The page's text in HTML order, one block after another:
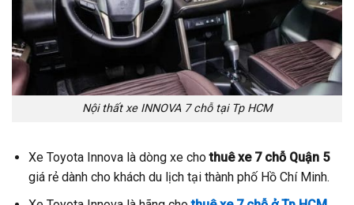
Nội thất xe INNOVA 7 chỗ tại Tp HCM
Xe Toyota Innova là dòng xe chothuê xe 7 chỗ Quận 5
giá rẻ dành cho khách du lịch tại thành phố Hồ Chí Minh.